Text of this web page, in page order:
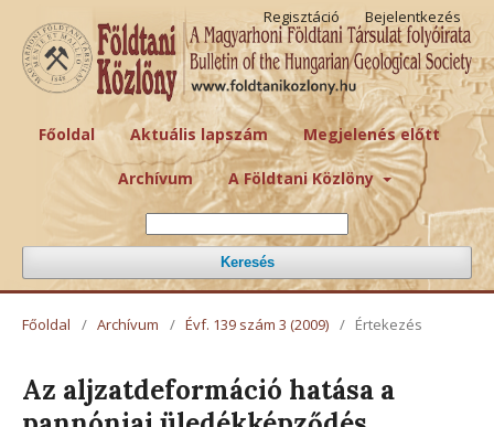
Főoldal Aktuális lapszám Megjelenés előtt
Archívum A Földtani Közlöny
Keresés
Regisztáció Bejelentkezés
Főoldal / Archívum / Évf. 139 szám 3 (2009) / Értekezés
Az aljzatdeformáció hatása a